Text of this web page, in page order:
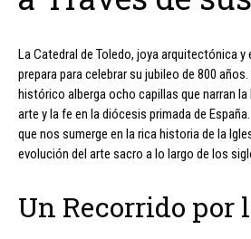
La Catedral de Toledo, joya arquitectónica y
prepara para celebrar su jubileo de 800
histórico alberga ocho capillas que narran
arte y la fe en la diócesis primada de
que nos sumerge en la rica historia de la
evolución del arte sacro a lo largo de los
Un Recorrido por